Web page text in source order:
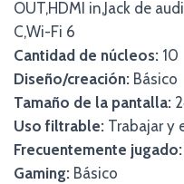
OUT,HDMI in,Jack de
C,Wi-Fi 6
Cantidad de núcleos: 10
Diseño/creación: Básico
Tamaño de la pantalla:
Uso filtrable: Trabajar y
Frecuentemente jugado:
Gaming: Básico